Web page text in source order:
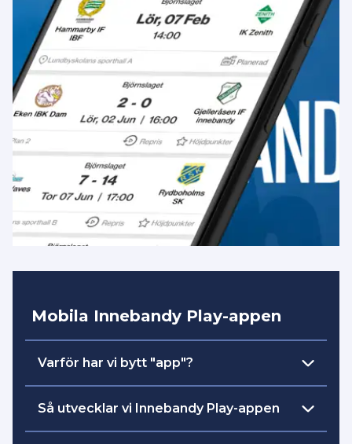
Mobila Innebandy Play-appen
Varför har vi bytt "app"?
Vår intention och målsättning är att
där all streaming och
Så utvecklar vi Innebandy Play-appen